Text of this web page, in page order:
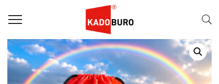
Home Regenboog Items Regenboog rugtas